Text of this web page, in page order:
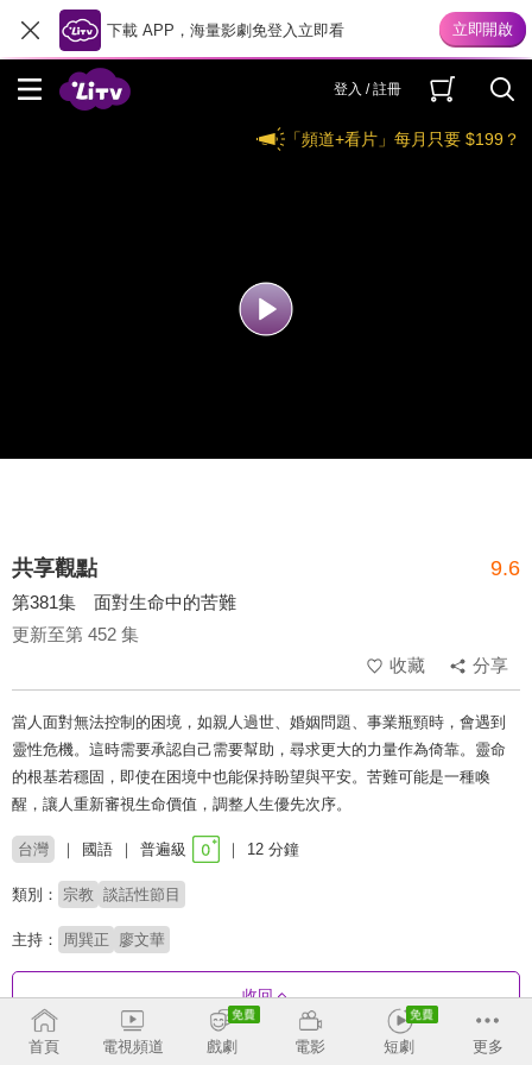
下載 APP，海量影劇免登入立即看
登入 / 註冊
「頻道+看片」每月只要 $199？
共享觀點 9.6
第381集 面對生命中的苦難
更新至第 452 集
收藏
分享
當人面對無法控制的困境，如親人過世、婚姻問題、事業瓶頸時，會遇到
靈性危機。這時需要承認自己需要幫助，尋求更大的力量作為倚靠。靈命
的根基若穩固，即使在困境中也能保持盼望與平安。苦難可能是一種喚
醒，讓人重新審視生命價值，調整人生優先次序。
台灣 國語 普遍級 12 分鐘
類別： 宗教 談話性節目
主持： 周巽正 廖文華
收回
首頁 電視頻道 戲劇 電影 短劇 更多